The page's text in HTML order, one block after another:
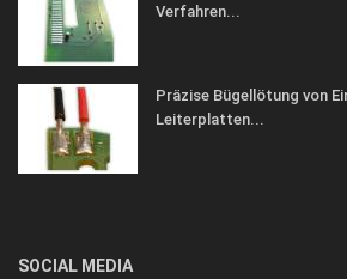
Verfahren...
Präzise Bügellötung von
Leiterplatten...
SOCIAL MEDIA